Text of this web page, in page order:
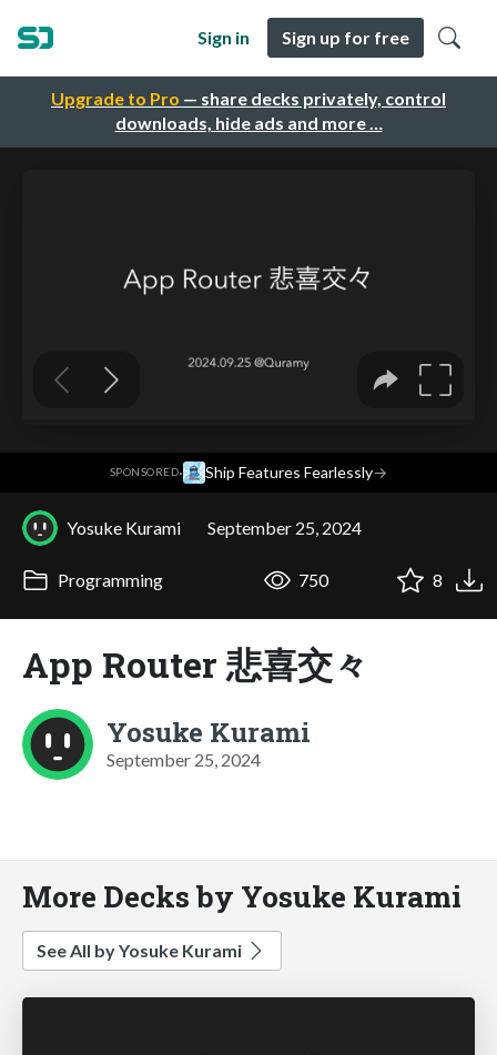
Upgrade to Pro — share decks privately, control
downloads, hide ads and more …
Sign in Sign up for free
SPONSORED· Ship Features Fearlessly→
Yosuke Kurami September 25, 2024
Programming 750 8
App Router 悲喜交々
Yosuke Kurami
September 25, 2024
More Decks by Yosuke Kurami
See All by Yosuke Kurami